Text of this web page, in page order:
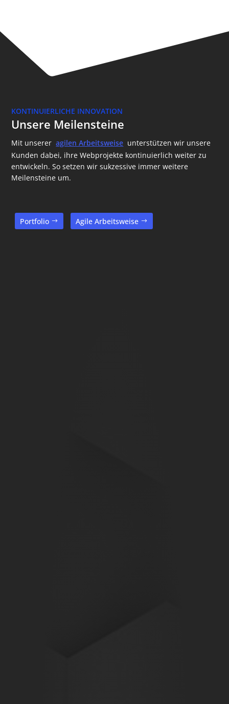
KONTINUIERLICHE INNOVATION
Unsere Meilensteine
Mit unserer agilen Arbeitsweise unterstützen wir unsere
Kunden dabei, ihre Webprojekte kontinuierlich weiter zu
entwickeln. So setzen wir sukzessive immer weitere
Meilensteine um.
Portfolio Agile Arbeitsweise